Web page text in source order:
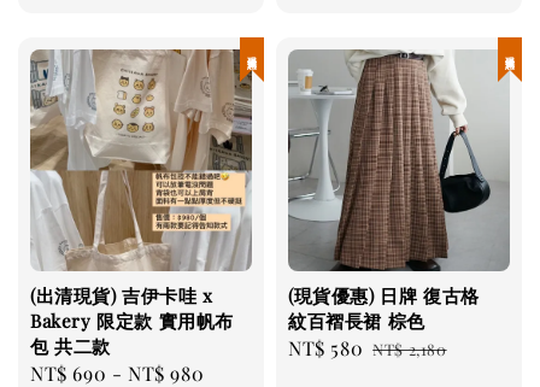
(出清現貨) 吉伊卡哇 x
Bakery 限定款 實用帆布
包 共二款
Regular
NT$ 690 -NT$ 980
(現貨優惠) 日牌 復古格
紋百褶長裙 棕色
Sale
NT$ 580 Regular
NT$ 2,180